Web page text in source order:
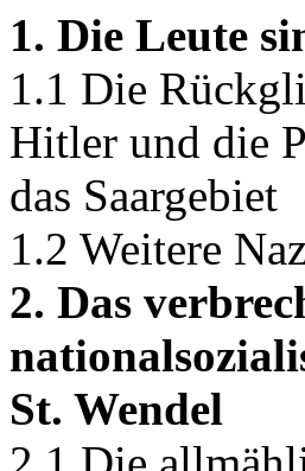
1. Die Leute
1.1 Die
Hitler und die
das Saargebiet
1.2 Weitere
2. Das
St. Wendel